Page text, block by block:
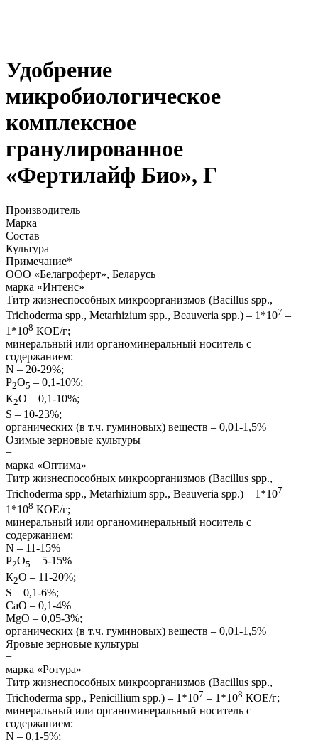
Удобрение
микробиологическое
комплексное
гранулированное
«Фертилайф Био», Г
Производитель
Марка
Состав
Культура
Примечание*
ООО «Белагроферт», Беларусь
марка «Интенс»
Титр жизнеспособных микроорганизмов (Bacillus spp.,
Trichoderma spp., Metarhizium spp., Beauveria spp.) – 1*107 –
1*108 КОЕ/г;
минеральный или органоминеральный носитель с
содержанием:
N – 20-29%;
Р2О5 – 0,1-10%;
К2О – 0,1-10%;
S – 10-23%;
органических (в т.ч. гуминовых) веществ – 0,01-1,5%
Озимые зерновые культуры
+
марка «Оптима»
Титр жизнеспособных микроорганизмов (Bacillus spp.,
Trichoderma spp., Metarhizium spp., Beauveria spp.) – 1*107 –
1*108 КОЕ/г;
минеральный или органоминеральный носитель с
содержанием:
N – 11-15%
Р2О5 – 5-15%
К2О – 11-20%;
S – 0,1-6%;
СаО – 0,1-4%
MgO – 0,05-3%;
органических (в т.ч. гуминовых) веществ – 0,01-1,5%
Яровые зерновые культуры
+
марка «Ротура»
Титр жизнеспособных микроорганизмов (Bacillus spp.,
Trichoderma spp., Penicillium spp.) – 1*107 – 1*108 КОЕ/г;
минеральный или органоминеральный носитель с
содержанием:
N – 0,1-5%;